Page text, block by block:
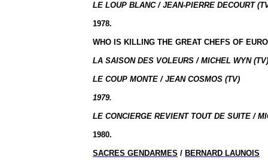
LE LOUP BLANC / JEAN-PIERRE DECOURT
1978.
WHO IS KILLING THE GREAT CHEFS OF
LA SAISON DES VOLEURS / MICHEL WYN
LE COUP MONTE / JEAN COSMOS (TV)
1979.
LE CONCIERGE REVIENT TOUT DE SUITE /
1980.
SACRES GENDARMES / BERNARD LAUNOIS